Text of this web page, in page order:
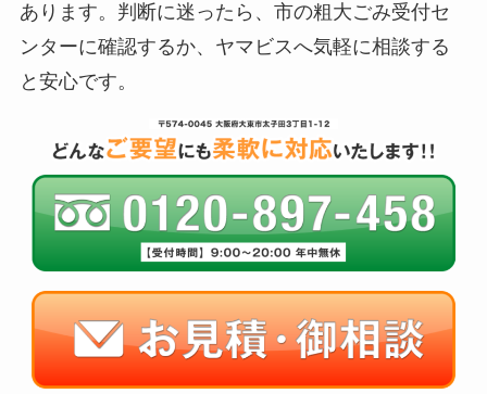
あります。判断に迷ったら、市の粗大ごみ受付セ
ンターに確認するか、ヤマビスへ気軽に相談する
と安心です。